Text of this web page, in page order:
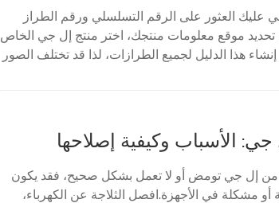
العثور على الرقم التسلسلي ورقم الطراز
موقع معلومات منتجك، اختر منتج إل جي الخاص
هذا الدليل لجميع الطرازات، لذا قد تختلف الصور
الأسباب وكيفية إصلاحها
من إل جي تومض أو لا تعمل بشكل صحيح، فقد يكون
مشكلة في الأجهزة.افصل الثلاجة عن الكهرباء،